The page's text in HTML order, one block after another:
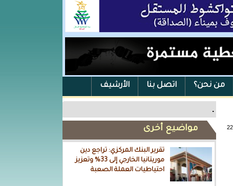
من نحن؟ اتصل بنا الأرشيف
.
مواضيع أخرى
تقرير البنك المركزي: تراجع دين
موريتانيا الخارجي إلى 33% وتعزيز
احتياطيات العملة الصعبة